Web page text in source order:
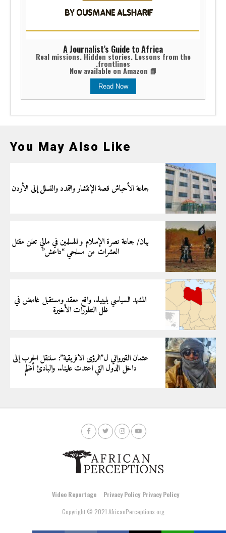
A Journalist’s Guide to Africa
Real missions. Hidden stories. Lessons from the
frontlines.
📘 Now available on Amazon
Read Now
You May Also Like
جماعة الأحباش قصة الإنتشار والتمدد والتسلل إلى الأردن
بيان/ جماعة نصرة الإسلام و المسلمين في مالي تعلن مقتل
العشرات من مسلحي “داعش”
المشهد السياسي بليبيا.. واقع معقد ومستقبل غامض في
ظل التطورات الأخيرة
عثمان القيرواني ل”الرؤى الافريقية”: سننقل الحرب إلى
داخل الدول التي اعتدت علينا.. والبادئ أظلم
Privacy Policy
Privacy Policy
Video Reportage
Copyright © 2021 AfricanPerceptions.org